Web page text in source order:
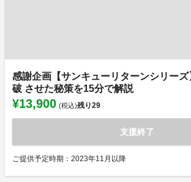
感謝企画【サンキューリターンシリー
破 させた秘策を15分で解説
¥13,900 (税込)残り29
支援終了
ご提供予定時期：2023年11月以降